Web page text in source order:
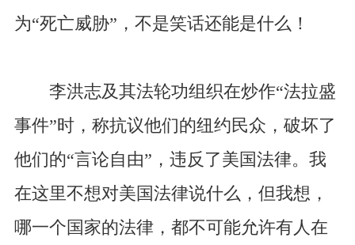
为“死亡威胁”，不是笑话还能是什么！
李洪志及其法轮功组织在炒作“法拉盛
事件”时，称抗议他们的纽约民众，破坏了
他们的“言论自由”，违反了美国法律。我
在这里不想对美国法律说什么，但我想，
哪一个国家的法律，都不可能允许有人在